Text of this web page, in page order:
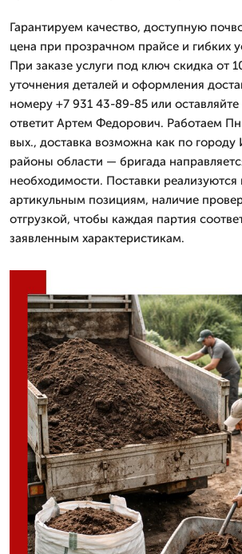
Гарантируем качество, доступную
цена при прозрачном прайсе и гибких
При заказе услуги под ключ скидка от
уточнения деталей и оформления
номеру +7 931 43-89-85 или
ответит Артем Федорович. Работаем
вых., доставка возможна как по городу
районы области — бригада
необходимости. Поставки
артикульным позициям, наличие
отгрузкой, чтобы каждая партия
заявленным характеристикам.